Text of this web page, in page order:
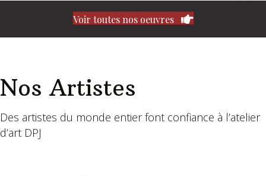
Voir toutes nos oeuvres
Nos Artistes
Des artistes du monde entier font confiance à l’atelier
d’art DPJ